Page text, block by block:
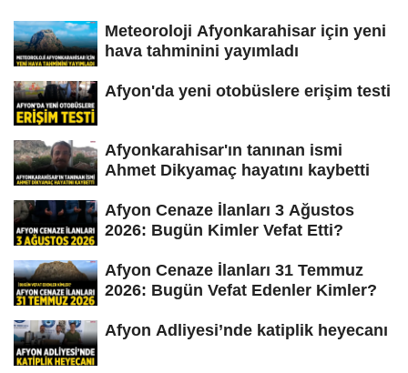
Meteoroloji Afyonkarahisar için yeni
hava tahminini yayımladı
Afyon'da yeni otobüslere erişim testi
Afyonkarahisar'ın tanınan ismi
Ahmet Dikyamaç hayatını kaybetti
Afyon Cenaze İlanları 3 Ağustos
2026: Bugün Kimler Vefat Etti?
Afyon Cenaze İlanları 31 Temmuz
2026: Bugün Vefat Edenler Kimler?
Afyon Adliyesi’nde katiplik heyecanı